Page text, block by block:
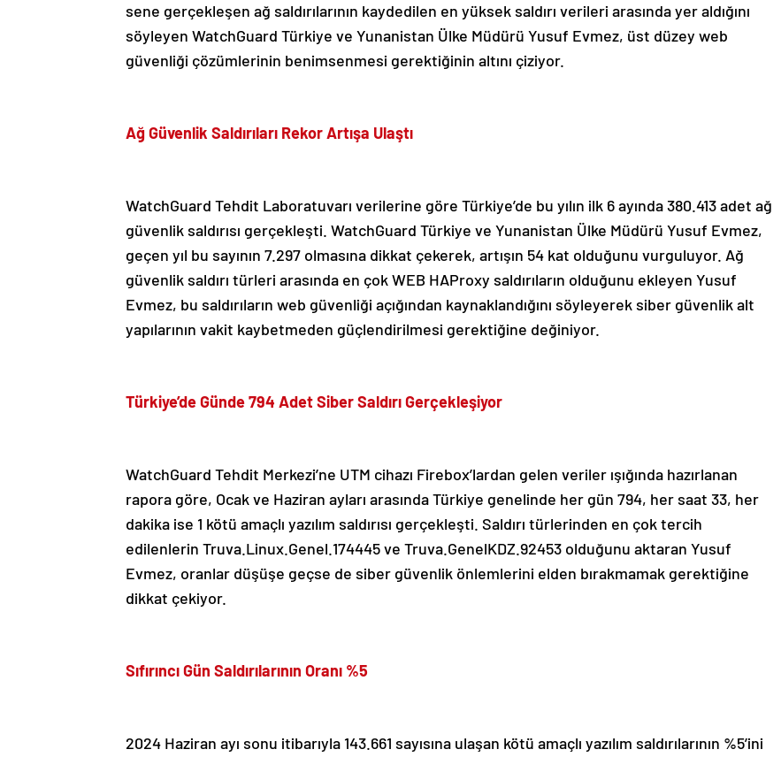
sene gerçekleşen ağ saldırılarının kaydedilen en yüksek saldırı verileri arasında yer aldığını
söyleyen WatchGuard Türkiye ve Yunanistan Ülke Müdürü Yusuf Evmez, üst düzey web
güvenliği çözümlerinin benimsenmesi gerektiğinin altını çiziyor.
Ağ Güvenlik Saldırıları Rekor Artışa Ulaştı
WatchGuard Tehdit Laboratuvarı verilerine göre Türkiye’de bu yılın ilk 6 ayında 380.413 adet ağ
güvenlik saldırısı gerçekleşti. WatchGuard Türkiye ve Yunanistan Ülke Müdürü Yusuf Evmez,
geçen yıl bu sayının 7.297 olmasına dikkat çekerek, artışın 54 kat olduğunu vurguluyor. Ağ
güvenlik saldırı türleri arasında en çok WEB HAProxy saldırıların olduğunu ekleyen Yusuf
Evmez, bu saldırıların web güvenliği açığından kaynaklandığını söyleyerek siber güvenlik alt
yapılarının vakit kaybetmeden güçlendirilmesi gerektiğine değiniyor.
Türkiye’de Günde 794 Adet Siber Saldırı Gerçekleşiyor
WatchGuard Tehdit Merkezi’ne UTM cihazı Firebox’lardan gelen veriler ışığında hazırlanan
rapora göre, Ocak ve Haziran ayları arasında Türkiye genelinde her gün 794, her saat 33, her
dakika ise 1 kötü amaçlı yazılım saldırısı gerçekleşti. Saldırı türlerinden en çok tercih
edilenlerin Truva.Linux.Genel.174445 ve Truva.GenelKDZ.92453 olduğunu aktaran Yusuf
Evmez, oranlar düşüşe geçse de siber güvenlik önlemlerini elden bırakmamak gerektiğine
dikkat çekiyor.
Sıfırıncı Gün Saldırılarının Oranı %5
2024 Haziran ayı sonu itibarıyla 143.661 sayısına ulaşan kötü amaçlı yazılım saldırılarının %5’ini